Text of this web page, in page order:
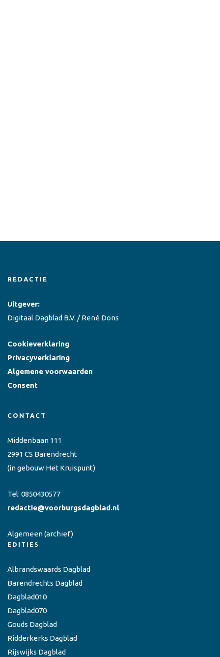
REDACTIE
Uitgever:
Digitaal Dagblad B.V. / René Dons
Cookieverklaring
Privacyverklaring
Algemene voorwaarden
Consent
CONTACT
Middenbaan 111
2991 CS Barendrecht
(in gebouw Het Kruispunt)
Tel: 0850430577
redactie@voorburgsdagblad.nl
Algemeen(archief)
EDITIES
Albrandswaards Dagblad
Barendrechts Dagblad
Dagblad010
Dagblad070
Gouds Dagblad
Ridderkerks Dagblad
Rijswijks Dagblad